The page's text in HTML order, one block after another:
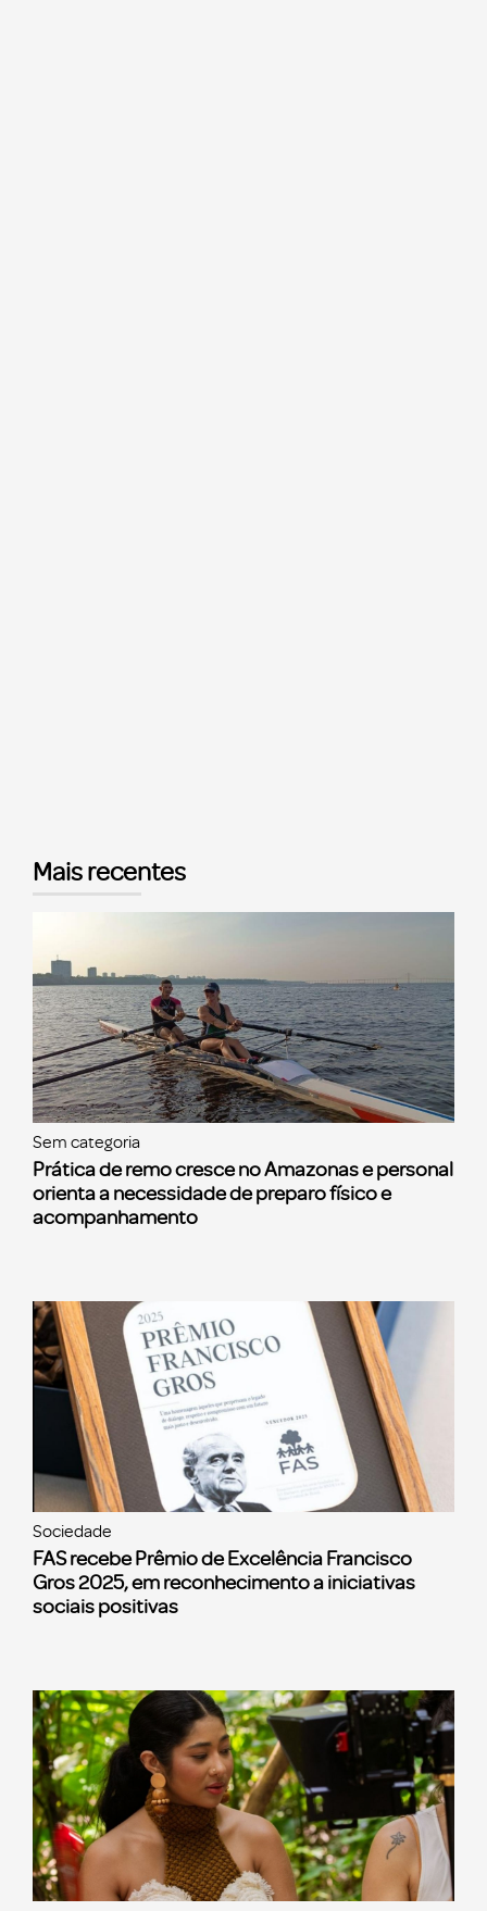
Mais recentes
Sem categoria
Prática de remo cresce no Amazonas e personal
orienta a necessidade de preparo físico e
acompanhamento
Sociedade
FAS recebe Prêmio de Excelência Francisco
Gros 2025, em reconhecimento a iniciativas
sociais positivas